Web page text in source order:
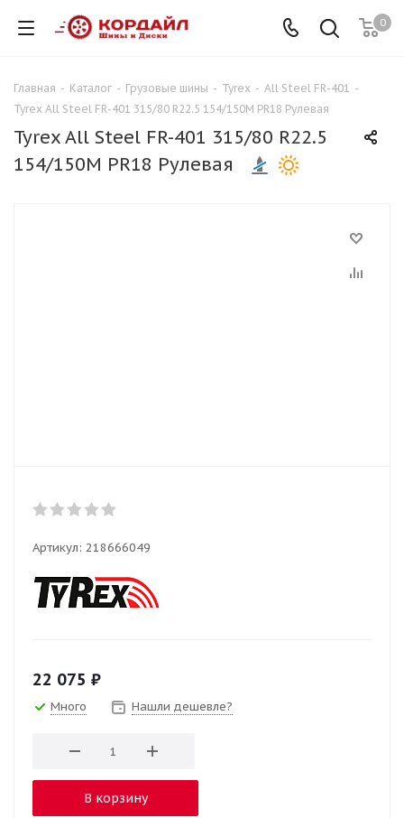
0
Главная - Каталог - Грузовые шины - Tyrex - All Steel FR-401 -
Tyrex All Steel FR-401 315/80 R22.5 154/150M PR18 Рулевая
Tyrex All Steel FR-401 315/80 R22.5
154/150M PR18 Рулевая
Артикул: 218666049
22 075 ₽
Много Нашли дешевле?
В корзину